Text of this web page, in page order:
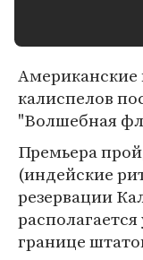
калиспелов
"Волшебная
Премьера
(индейские
резервации
границе